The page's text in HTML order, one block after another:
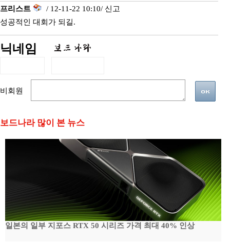
프리스트 / 12-11-22 10:10/ 신고
성공적인 대회가 되길.
닉네임
비회원
보드나라 많이 본 뉴스
일본의 일부 지포스 RTX 50 시리즈 가격 최대 40% 인상